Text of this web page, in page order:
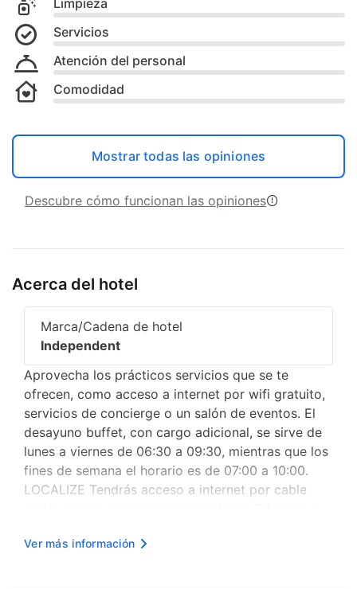
Servicios
Atención del personal
Comodidad
Mostrar todas las opiniones
Descubre cómo funcionan las opiniones
Acerca del hotel
Marca/Cadena de hotel
Independent
Aprovecha los prácticos servicios que se te
ofrecen, como acceso a internet por wifi gratuito,
servicios de concierge o un salón de eventos. El
desayuno buffet, con cargo adicional, se sirve de
lunes a viernes de 06:30 a 09:30, mientras que los
fines de semana el horario es de 07:00 a 10:00.
LOCALIZE Tendrás acceso a internet por cable
estacionamiento disponible. Reserva una de las
Ver más información